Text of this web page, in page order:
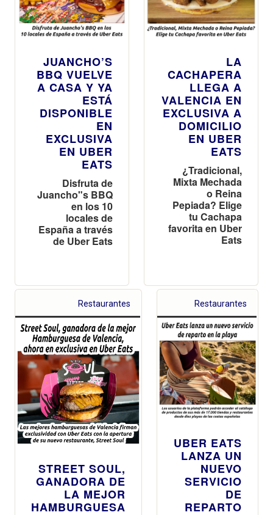
JUANCHO’S
BBQ VUELVE
A CASA Y YA
ESTÁ
DISPONIBLE
EN
EXCLUSIVA
EN UBER
EATS
Disfruta de
Juancho"s BBQ
en los 10
locales de
España a través
de Uber Eats
LA
CACHAPERA
LLEGA A
VALENCIA EN
EXCLUSIVA A
DOMICILIO
EN UBER
EATS
¿Tradicional,
Mixta Mechada
o Reina
Pepiada? Elige
tu Cachapa
favorita en Uber
Eats
Restaurantes
STREET SOUL,
GANADORA DE
LA MEJOR
HAMBURGUESA
Restaurantes
UBER EATS
LANZA UN
NUEVO
SERVICIO
DE
REPARTO